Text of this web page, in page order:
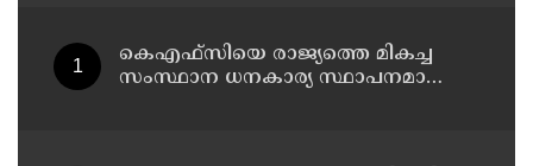
കെഎഫ്‌സിയെ രാജ്യത്തെ മികച്ച
സംസ്ഥാന ധനകാര്യ സ്ഥാപനമാക്കും: